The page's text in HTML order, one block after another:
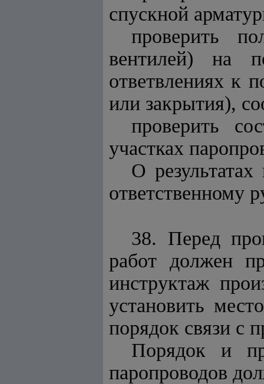
спускной
проверить
вентилей) на
ответвлениях к
или закрытия),
проверить
участках
О
ответственному
38. Перед
работ должен
инструктаж
установить
порядок связи с
Порядок и
паропроводов